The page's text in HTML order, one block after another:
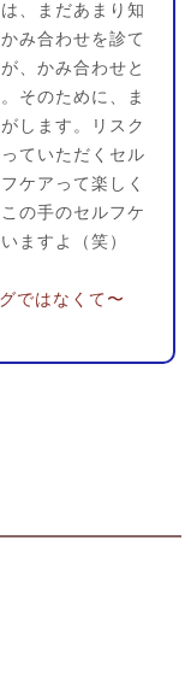
、まだあまり知
み合わせを診て
、かみ合わせと
そのために、ま
します。リスク
ていただくセル
ケアって楽しく
の手のセルフケ
ますよ（笑）
ではなくて〜